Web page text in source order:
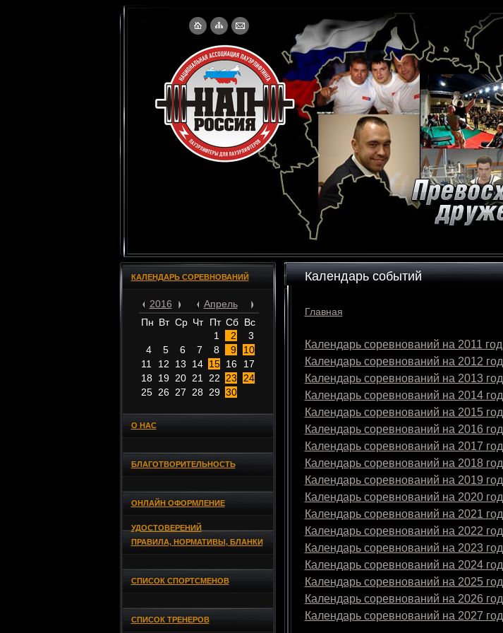
КАЛЕНДАРЬ СОРЕВНОВАНИЙ
2016
Апрель
Пн Вт Ср Чт Пт Сб Вс
1
2
3
4
5 6 7 8 9
10
11
12 13 14 15 16
17
18
19 20 21 22 23
24
25 26 27 28 29 30
О НАС
БЛАГОТВОРИТЕЛЬНОСТЬ
ОНЛАЙН ОФОРМЛЕНИЕ
УДОСТОВЕРЕНИЙ
ПРАВИЛА, НОРМАТИВЫ, БЛАНКИ
СПИСОК СПОРТСМЕНОВ
СПИСОК ТРЕНЕРОВ
Календарь событий
Главная
Календарь соревнований на 2011 год
Календарь соревнований на 2012 год
Календарь соревнований на 2013 год
Календарь соревнований на 2014 год
Календарь соревнований на 2015 год
Календарь соревнований на 2016 год
Календарь соревнований на 2017 год
Календарь соревнований на 2018 год
Календарь соревнований на 2019 год
Календарь соревнований на 2020 год
Календарь соревнований на 2021 год
Календарь соревнований на 2022 год
Календарь соревнований на 2023 год
Календарь соревнований на 2024 год
Календарь соревнований на 2025 год
Календарь соревнований на 2026 год
Календарь соревнований на 2027 год